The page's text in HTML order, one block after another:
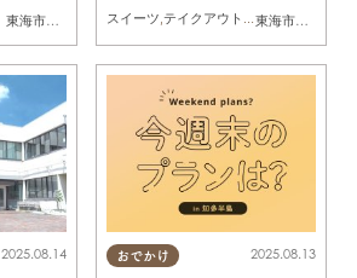
東海市
,大府市 知多市 ,東浦町,阿久比町 ,半田市,常滑市
,まちネタ 気になるリサーチ,家族 東海市
,大府市
スイーツ テイクアウト キッチンカー
2025.08.14 おでかけ 2025.08.13